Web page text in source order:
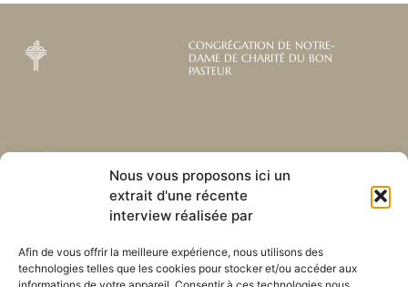
Nous vous proposons ici un
extrait d'une récente
interview réalisée par
Afin de vous offrir la meilleure expérience, nous utilisons des
technologies telles que les cookies pour stocker et/ou accéder aux
CONGRÉGATION DE NOTRE-
DAME DE CHARITÉ DU BON
PASTEUR
Abonnez-vous à notre
newsletter mensuelle
Recevez les dernières nouvelles
nos ministères à travers le monde.
Liens utiles
Envoyez-nous votre
Plan du site